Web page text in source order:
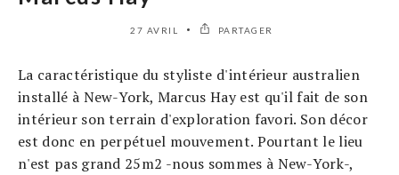
27 AVRIL PARTAGER
La caractéristique du styliste d'intérieur australien
installé à New-York, Marcus Hay est qu'il fait de son
intérieur son terrain d'exploration favori. Son décor
est donc en perpétuel mouvement. Pourtant le lieu
n'est pas grand 25m2 -nous sommes à New-York-,